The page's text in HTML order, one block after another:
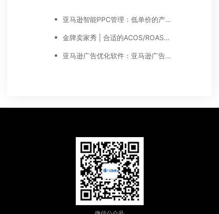
亚马逊智能PPC管理：低单价的产品可以做PPC广告吗?
金牌卖家秀 | 合适的ACOS/ROAS值可以让你的广告利润大增
亚马逊广告优化软件：亚马逊广告中理想ACoS应该是多少?